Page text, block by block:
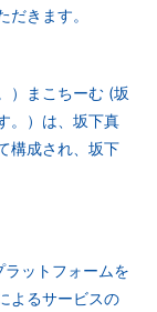
きます。
）まこちーむ (坂
。）は、坂下真
構成され、坂下
ットフォームを
よるサービスの